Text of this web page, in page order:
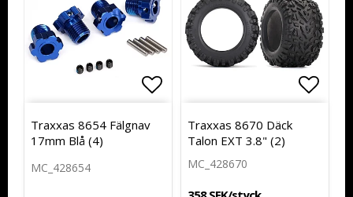
Lägg till i favoritlistan
Traxxas 8654 Fälgnav
17mm Blå (4)
MC_428654
Traxxas 8670 Däck
Talon EXT 3.8" (2)
MC_428670